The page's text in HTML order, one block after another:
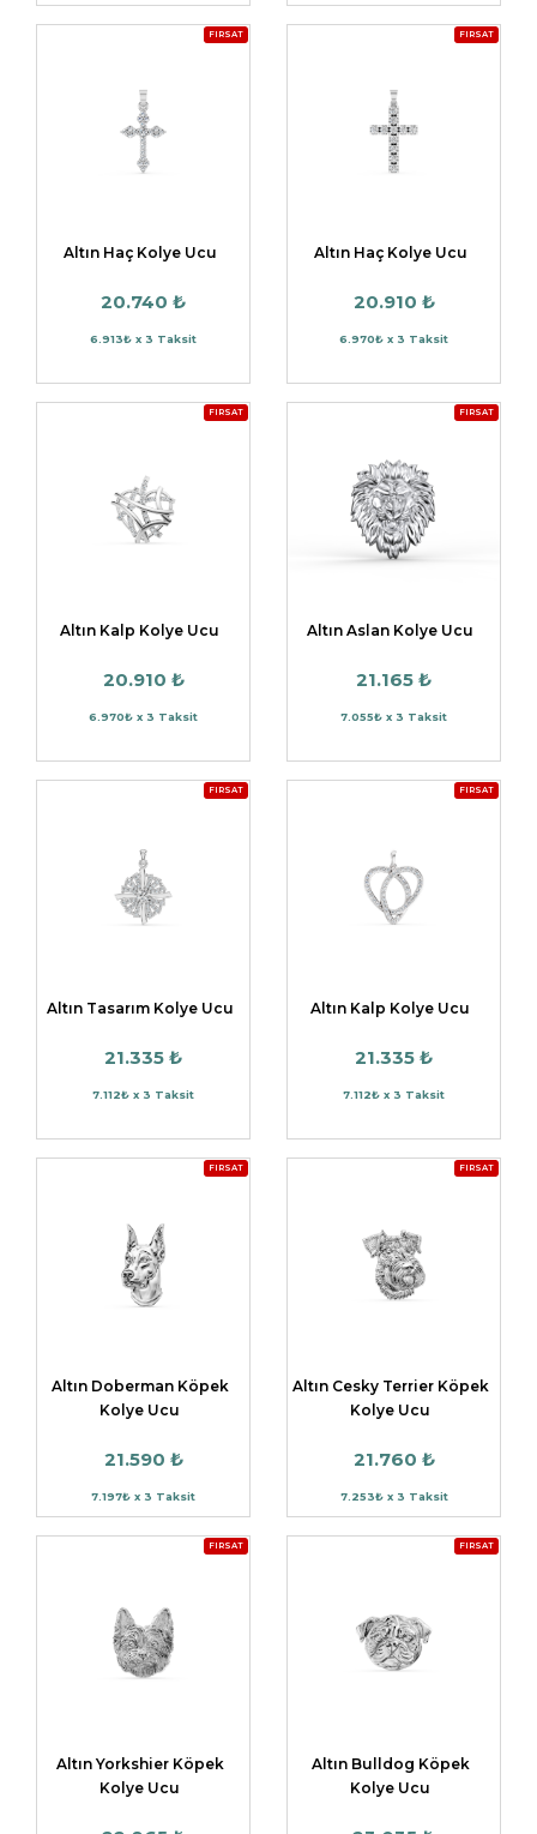
FIRSAT
Altın Haç Kolye Ucu
20.740 ₺
6.913₺ x 3 Taksit
FIRSAT
Altın Haç Kolye Ucu
20.910 ₺
6.970₺ x 3 Taksit
FIRSAT
Altın Kalp Kolye Ucu
20.910 ₺
6.970₺ x 3 Taksit
FIRSAT
Altın Aslan Kolye Ucu
21.165 ₺
7.055₺ x 3 Taksit
FIRSAT
Altın Tasarım Kolye Ucu
21.335 ₺
7.112₺ x 3 Taksit
FIRSAT
Altın Kalp Kolye Ucu
21.335 ₺
7.112₺ x 3 Taksit
FIRSAT
Altın Doberman Köpek
Kolye Ucu
21.590 ₺
7.197₺ x 3 Taksit
FIRSAT
Altın Cesky Terrier Köpek
Kolye Ucu
21.760 ₺
7.253₺ x 3 Taksit
FIRSAT
Altın Yorkshier Köpek
Kolye Ucu
FIRSAT
Altın Bulldog Köpek
Kolye Ucu